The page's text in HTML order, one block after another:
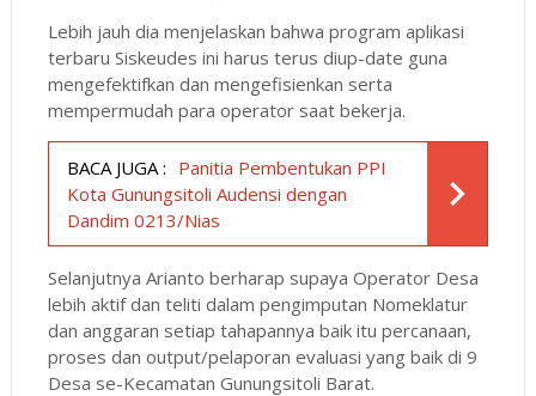
Lebih jauh dia menjelaskan bahwa program aplikasi
terbaru Siskeudes ini harus terus diup-date guna
mengefektifkan dan mengefisienkan serta
mempermudah para operator saat bekerja.
BACA JUGA : Panitia Pembentukan PPI
Kota Gunungsitoli Audensi dengan
Dandim 0213/Nias
Selanjutnya Arianto berharap supaya Operator Desa
lebih aktif dan teliti dalam pengimputan Nomeklatur
dan anggaran setiap tahapannya baik itu percanaan,
proses dan output/pelaporan evaluasi yang baik di 9
Desa se-Kecamatan Gunungsitoli Barat.